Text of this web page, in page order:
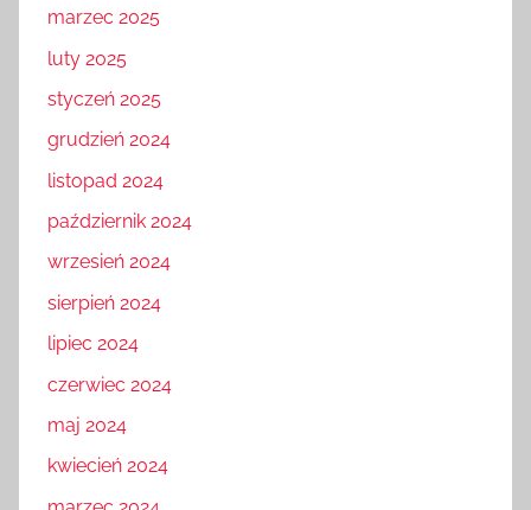
marzec 2025
luty 2025
styczeń 2025
grudzień 2024
listopad 2024
październik 2024
wrzesień 2024
sierpień 2024
lipiec 2024
czerwiec 2024
maj 2024
kwiecień 2024